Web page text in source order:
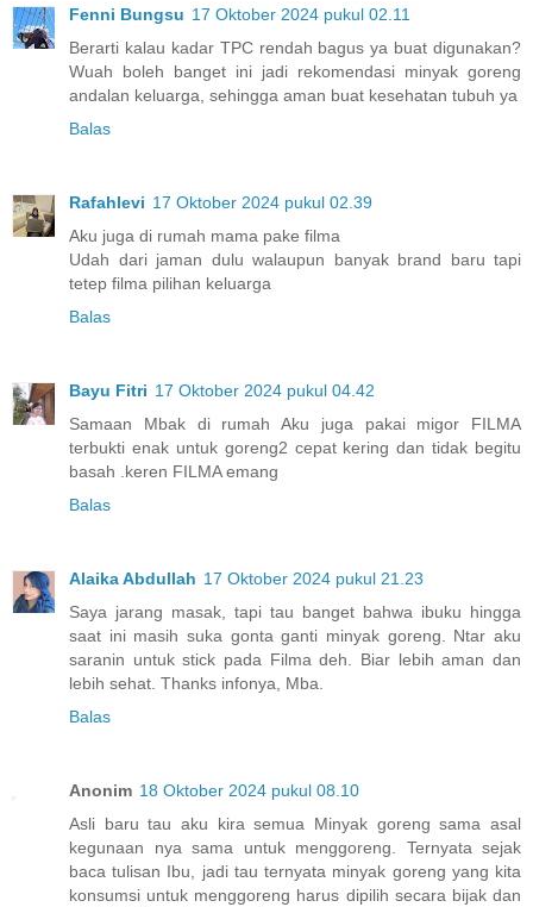
Fenni Bungsu 17 Oktober 2024 pukul 02.11
Berarti kalau kadar TPC rendah bagus ya buat digunakan?
Wuah boleh banget ini jadi rekomendasi minyak goreng
andalan keluarga, sehingga aman buat kesehatan tubuh ya
Balas
Rafahlevi 17 Oktober 2024 pukul 02.39
Aku juga di rumah mama pake filma
Udah dari jaman dulu walaupun banyak brand baru tapi
tetep filma pilihan keluarga
Balas
Bayu Fitri 17 Oktober 2024 pukul 04.42
Samaan Mbak di rumah Aku juga pakai migor FILMA
terbukti enak untuk goreng2 cepat kering dan tidak begitu
basah .keren FILMA emang
Balas
Alaika Abdullah 17 Oktober 2024 pukul 21.23
Saya jarang masak, tapi tau banget bahwa ibuku hingga
saat ini masih suka gonta ganti minyak goreng. Ntar aku
saranin untuk stick pada Filma deh. Biar lebih aman dan
lebih sehat. Thanks infonya, Mba.
Balas
Anonim 18 Oktober 2024 pukul 08.10
Asli baru tau aku kira semua Minyak goreng sama asal
kegunaan nya sama untuk menggoreng. Ternyata sejak
baca tulisan Ibu, jadi tau ternyata minyak goreng yang kita
konsumsi untuk menggoreng harus dipilih secara bijak dan